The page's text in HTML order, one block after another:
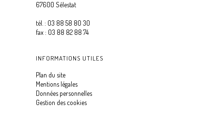
67600 Sélestat
tél. : 03 88 58 80 30
fax : 03 88 82 88 74
INFORMATIONS UTILES
Plan du site
Mentions légales
Données personnelles
Gestion des cookies